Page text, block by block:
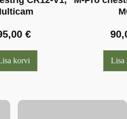
€
korvi Lisa